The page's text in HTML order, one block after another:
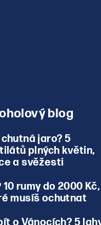
blog
jaro? 5
plných květin,
a svěžesti
10 rumy do 2000 Kč,
musíš ochutnat
o Vánocích? 5